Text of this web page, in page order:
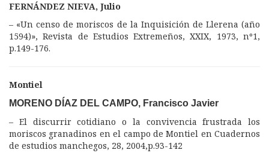
FERNÁNDEZ NIEVA, Julio
– «Un censo de moriscos de la Inquisición de Llerena (año
1594)», Revista de Estudios Extremeños, XXIX, 1973, nº1,
p.149-176.
Montiel
MORENO DÍAZ DEL CAMPO, Francisco Javier
– El discurrir cotidiano o la convivencia frustrada los
moriscos granadinos en el campo de Montiel en Cuadernos
de estudios manchegos, 28, 2004,p.93-142